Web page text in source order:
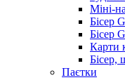
Міні-
Бісер
Бісер
Карти
Бісер,
Паєтки